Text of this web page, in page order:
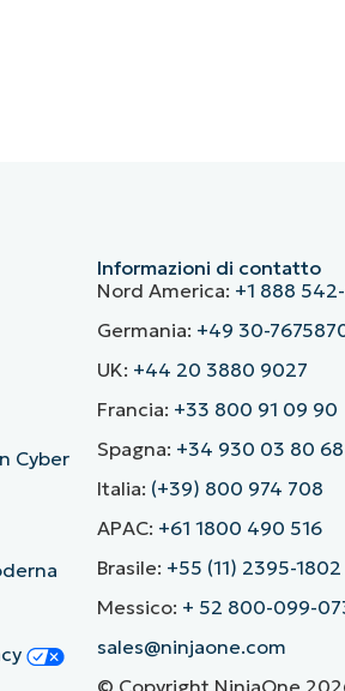
Cyber
Informazioni di contatto
Nord America: +1 888
Germania: +49 30-
UK: +44 20 3880 9027
Francia: +33 800 91 09 90
Spagna: +34 930 03 80 68
Italia: (+39) 800 974 708
APAC: +61 1800 490 516
Brasile: +55 (11) 2395-1802
Messico: + 52 800-099-
sales@ninjaone.com